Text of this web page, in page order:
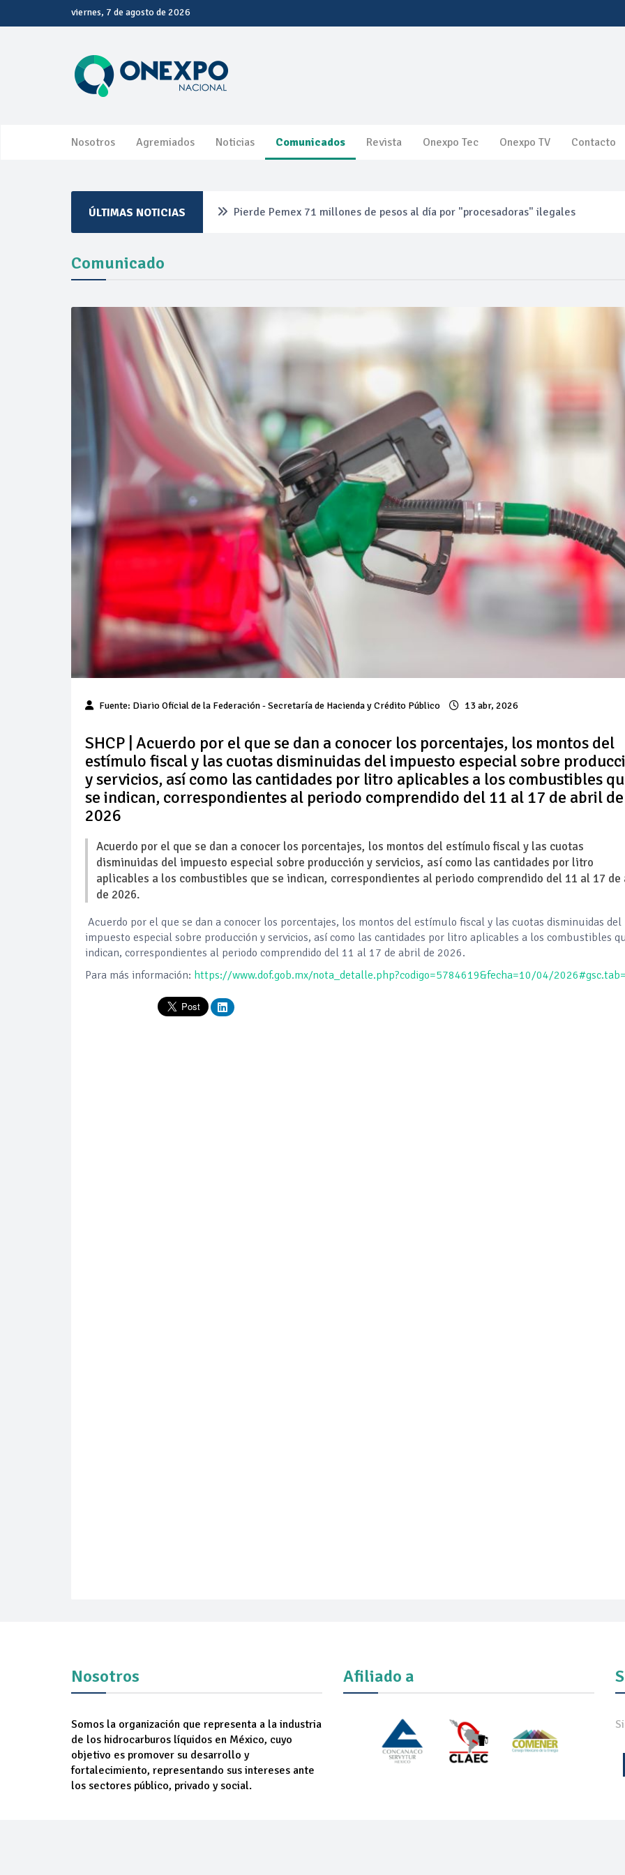
viernes, 7 de agosto de 2026
Nosotros Agremiados Noticias Comunicados Revista Onexpo Tec Onexpo TV Contacto
ÚLTIMAS NOTICIAS Pierde Pemex 71 millones de pesos al día por "procesadoras" ilegales
Precio del diésel comprime el margen de las gasolineras: se espera
Aumentan 83% ventas de diésel Pemex: PetroIntelligence
Aumenta la producción de hidrocarburos de Pemex; aún está lejos de la meta
Bajan precios del crudo 4% por la distensión política en Medio Oriente
Así comienza un nuevo mes para los combustibles
Cautela en el mercado por conversaciones Irán-Omán mantienen precios al alza
Comunicado
Fuente: Diario Oficial de la Federación - Secretaría de Hacienda y Crédito Público 13 abr, 2026
SHCP | Acuerdo por el que se dan a conocer los porcentajes, los montos del
estímulo fiscal y las cuotas disminuidas del impuesto especial sobre
y servicios, así como las cantidades por litro aplicables a los combustibles
se indican, correspondientes al periodo comprendido del 11 al 17 de abril de
2026
Acuerdo por el que se dan a conocer los porcentajes, los montos del estímulo fiscal y las cuotas
disminuidas del impuesto especial sobre producción y servicios, así como las cantidades por litro
aplicables a los combustibles que se indican, correspondientes al periodo comprendido del 11 al 17
de 2026.
Acuerdo por el que se dan a conocer los porcentajes, los montos del estímulo fiscal y las cuotas disminuidas del
impuesto especial sobre producción y servicios, así como las cantidades por litro aplicables a los combustibles
indican, correspondientes al periodo comprendido del 11 al 17 de abril de 2026.
Para más información: https://www.dof.gob.mx/nota_detalle.php?codigo=5784619&fecha=10/04/
Nosotros
Somos la organización que representa a la industria
de los hidrocarburos líquidos en México, cuyo
objetivo es promover su desarrollo y
fortalecimiento, representando sus intereses ante
los sectores público, privado y social.
Afiliado a